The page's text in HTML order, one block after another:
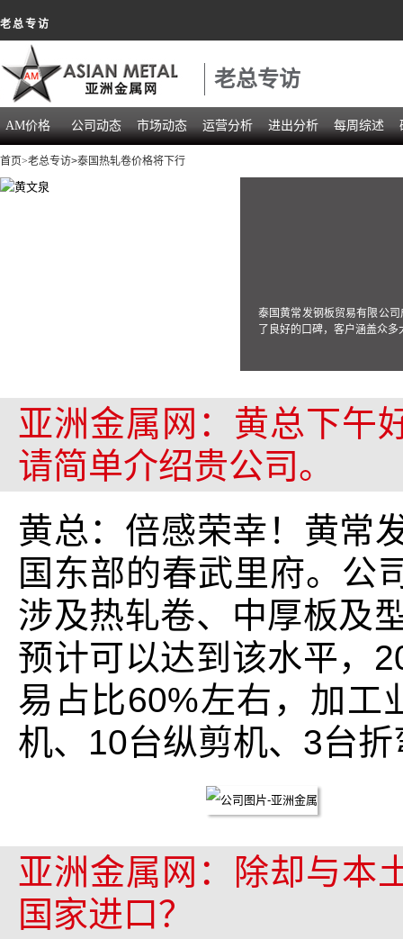
老总专访
老总专访
AM价格 公司动态 市场动态 运营分析 进出分析 每周综述
首页>老总专访>泰国热轧卷价格将下行
泰国黄常发钢板贸易有限公
了良好的口碑，客户涵盖众
亚洲金属网：黄总下午
请简单介绍贵公司。
黄总：倍感荣幸！黄常
国东部的春武里府。公
涉及热轧卷、中厚板及
预计可以达到该水平，
易占比60%左右，加工
机、10台纵剪机、3台
亚洲金属网：除却与本
国家进口？